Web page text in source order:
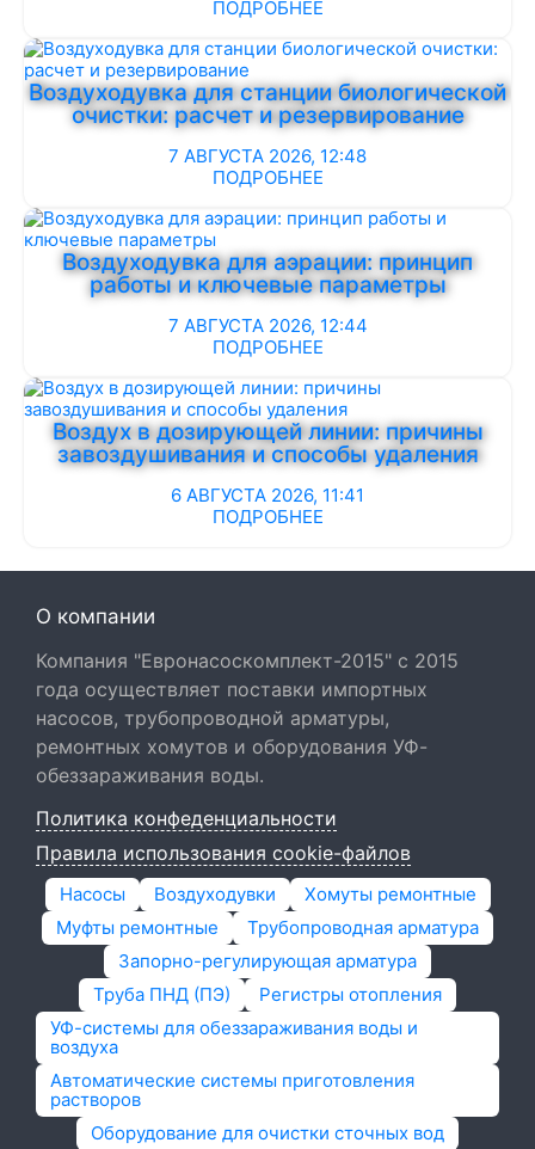
ПОДРОБНЕЕ
Воздуходувка для станции биологической
очистки: расчет и резервирование
7 АВГУСТА 2026, 12:48
ПОДРОБНЕЕ
Воздуходувка для аэрации: принцип
работы и ключевые параметры
7 АВГУСТА 2026, 12:44
ПОДРОБНЕЕ
Воздух в дозирующей линии: причины
завоздушивания и способы удаления
6 АВГУСТА 2026, 11:41
ПОДРОБНЕЕ
О компании
Компания "Евронасоскомплект-2015" с 2015
года осуществляет поставки импортных
насосов, трубопроводной арматуры,
ремонтных хомутов и оборудования УФ-
обеззараживания воды.
Политика конфеденциальности
Правила использования cookie-файлов
Насосы Воздуходувки
Хомуты ремонтные
Муфты ремонтные
Трубопроводная арматура
Запорно-регулирующая арматура
Труба ПНД (ПЭ)
Регистры отопления
УФ-системы для обеззараживания воды и
воздуха
Автоматические системы приготовления
растворов
Оборудование для очистки сточных вод